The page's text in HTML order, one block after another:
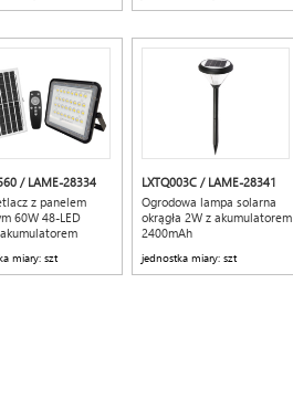
/ LAME-28334
z panelem
60W 48-LED
miary: szt
LXTQ003C / LAME-28341
Ogrodowa lampa solarna
okrągła 2W z akumulatorem
2400mAh
jednostka miary: szt